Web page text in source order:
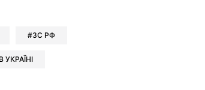
LinkedIn
ЗС РФ
УКРАЇНІ